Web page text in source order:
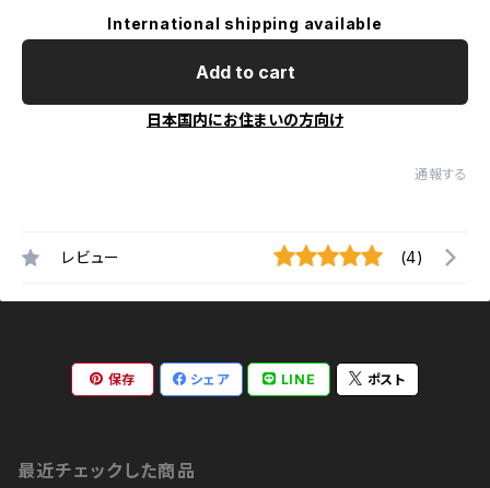
International shipping available
Add to cart
日本国内にお住まいの方向け
通報する
レビュー (4)
保存 シェア LINE ポスト
最近チェックした商品